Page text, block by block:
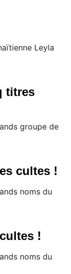
Leyla
titres
groupe de
cultes !
noms du
!
noms du